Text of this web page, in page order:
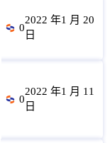
0
2022 年1 月 20
日
0
2022 年1 月 11
日